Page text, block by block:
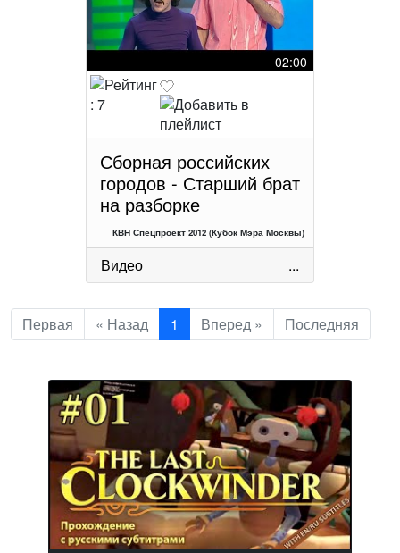
02:00
Сборная российских
городов - Старший брат
на разборке
КВН Спецпроект 2012 (Кубок Мэра Москвы)
Видео ...
Первая « Назад 1 Вперед » Последняя